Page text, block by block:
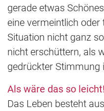
gerade etwas
eine vermeintlich
Situation nicht ganz
nicht erschüttern, als
gedrückter Stimmung
Als wäre das so leicht!
Das Leben besteht